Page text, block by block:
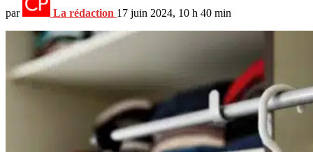
par La rédaction 17 juin 2024, 10 h 40 min